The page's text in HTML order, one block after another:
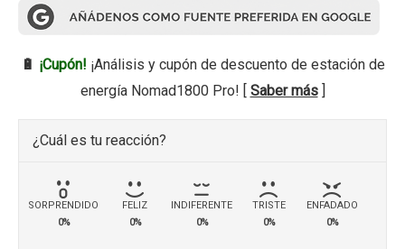
🔋 ¡Cupón! ¡Análisis y cupón de descuento de estación de
energía Nomad1800 Pro! [ Saber más]
¿Cuál es tu reacción?
SORPRENDIDO
0%
FELIZ
0%
INDIFERENTE
0%
TRISTE
0%
ENFADADO
0%